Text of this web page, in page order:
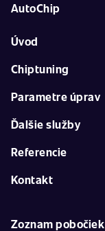
AutoChip
Úvod
Chiptuning
Parametre úprav
Ďalšie služby
Referencie
Kontakt
Zoznam pobočiek